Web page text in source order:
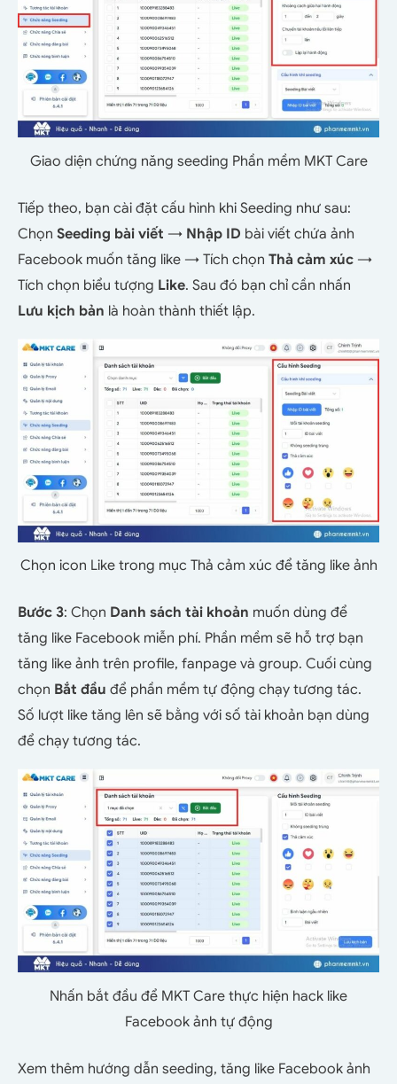
Giao diện chứng năng seeding Phần mềm MKT Care
Tiếp theo, bạn cài đặt cấu hình khi Seeding như sau:
Chọn Seeding bài viết → Nhập ID bài viết chứa ảnh
Facebook muốn tăng like → Tích chọn Thả cảm xúc →
Tích chọn biểu tượng Like. Sau đó bạn chỉ cần nhấn
Lưu kịch bản là hoàn thành thiết lập.
Chọn icon Like trong mục Thả cảm xúc để tăng like ảnh
Bước 3: Chọn Danh sách tài khoản muốn dùng để
tăng like Facebook miễn phí. Phần mềm sẽ hỗ trợ bạn
tăng like ảnh trên profile, fanpage và group. Cuối cùng
chọn Bắt đầu để phần mềm tự động chạy tương tác.
Số lượt like tăng lên sẽ bằng với số tài khoản bạn dùng
để chạy tương tác.
Nhấn bắt đầu để MKT Care thực hiện hack like
Facebook ảnh tự động
Xem thêm hướng dẫn seeding, tăng like Facebook ảnh